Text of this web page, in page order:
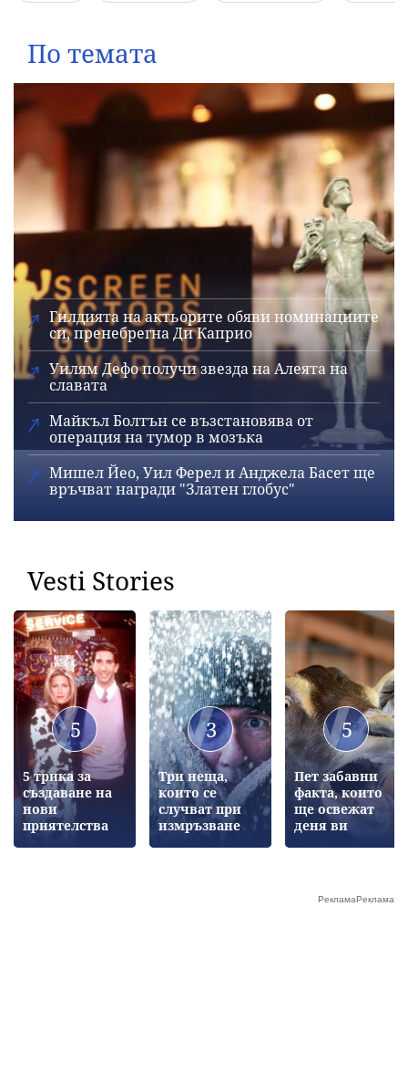
По темата
Гилдията на актьорите обяви номинациите
си, пренебрегна Ди Каприо
Уилям Дефо получи звезда на Алеята на
славата
Майкъл Болтън се възстановява от
операция на тумор в мозъка
Мишел Йео, Уил Ферел и Анджела Басет ще
връчват награди "Златен глобус"
Vesti Stories
5
5 трика за
създаване на
нови
приятелства
3
Три неща,
които се
случват при
измръзване
5
Пет забавни
факта, които
ще освежат
деня ви